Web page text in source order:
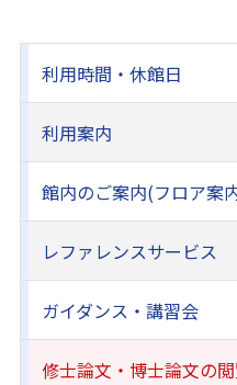
利用時間・休館日
利用案内
館内のご案内(フロア案
レファレンスサービス
ガイダンス・講習会
修士論文・博士論文の閲